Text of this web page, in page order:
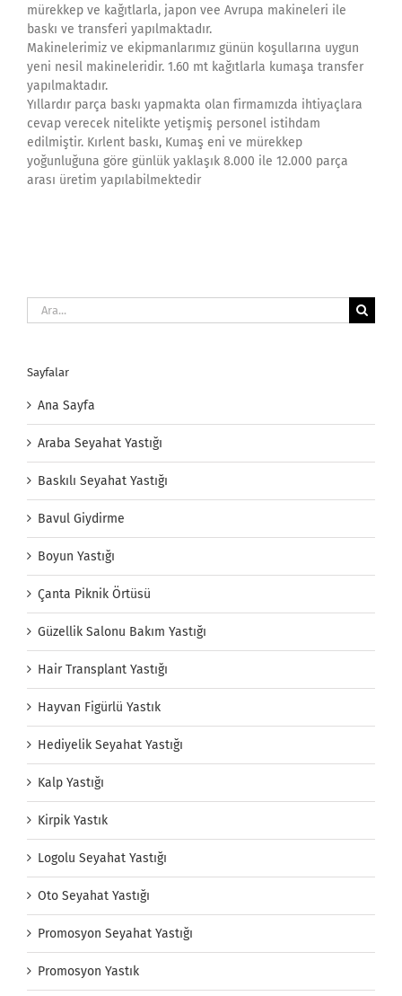
mürekkep ve kağıtlarla, japon vee Avrupa makineleri ile
baskı ve transferi yapılmaktadır.
Makinelerimiz ve ekipmanlarımız günün koşullarına uygun
yeni nesil makineleridir. 1.60 mt kağıtlarla kumaşa transfer
yapılmaktadır.
Yıllardır parça baskı yapmakta olan firmamızda ihtiyaçlara
cevap verecek nitelikte yetişmiş personel istihdam
edilmiştir. Kırlent baskı, Kumaş eni ve mürekkep
yoğunluğuna göre günlük yaklaşık 8.000 ile 12.000 parça
arası üretim yapılabilmektedir
Ara:
Sayfalar
Ana Sayfa
Araba Seyahat Yastığı
Baskılı Seyahat Yastığı
Bavul Giydirme
Boyun Yastığı
Çanta Piknik Örtüsü
Güzellik Salonu Bakım Yastığı
Hair Transplant Yastığı
Hayvan Figürlü Yastık
Hediyelik Seyahat Yastığı
Kalp Yastığı
Kirpik Yastık
Logolu Seyahat Yastığı
Oto Seyahat Yastığı
Promosyon Seyahat Yastığı
Promosyon Yastık